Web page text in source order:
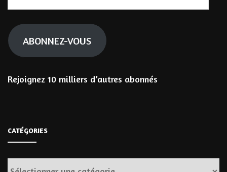
e-
mail
ABONNEZ-VOUS
Rejoignez 10 milliers d’autres abonnés
CATÉGORIES
Catégories